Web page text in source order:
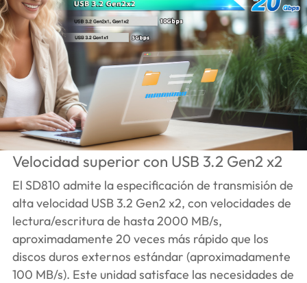
Velocidad superior con USB 3.2 Gen2 x2
El SD810 admite la especificación de transmisión de
alta velocidad USB 3.2 Gen2 x2, con velocidades de
lectura/escritura de hasta 2000 MB/s,
aproximadamente 20 veces más rápido que los
discos duros externos estándar (aproximadamente
100 MB/s). Este unidad satisface las necesidades de